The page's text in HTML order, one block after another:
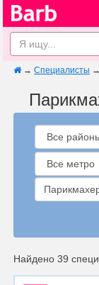
→ Специалисты →
Найдено 39